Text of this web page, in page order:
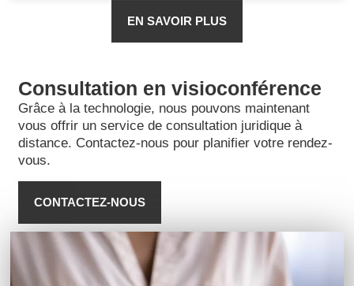
EN SAVOIR PLUS
Consultation en visioconférence
Grâce à la technologie, nous pouvons maintenant
vous offrir un service de consultation juridique à
distance. Contactez-nous pour planifier votre rendez-
vous.
CONTACTEZ-NOUS